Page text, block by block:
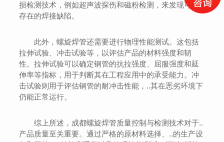
损检测技术，例如超声波探伤和磁粉检测，来发现可能
存在的焊接缺陷。
此外，螺旋焊管还需要进行物理性能测试。这包括
拉伸试验、冲击试验等，以评估产品的材料强度和韧
性。拉伸试验可以确定钢管的抗拉强度、屈服强度和延
伸率等指标，用于判断其在工程应用中的承受能力。冲
击试验则用于评估钢管的耐冲击性能，..其在恶劣环境下
仍能正常运行。
综上所述，成都螺旋焊管质量控制与检测技术对于..
产品质量至关重要。通过严格的原材料选择、..的生产设